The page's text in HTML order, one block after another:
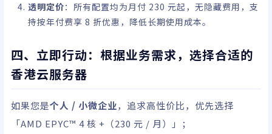
透明定价：所有配置均为月付 230 元起，无隐藏费用，支
持按年付费享 8 折优惠，降低长期使用成本。
四、立即行动：根据业务需求，选择合适的
香港云服务器
如果您是个人 / 小微企业，追求高性价比，优先选择
「AMD EPYC™ 4 核 +（230 元 / 月）」；